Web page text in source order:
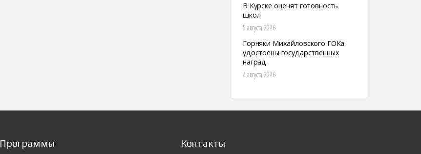
В Курске оценят готовность
школ
5 августа 2026
Горняки Михайловского ГОКа
удостоены государственных
наград
4 августа 2026
Программы Контакты